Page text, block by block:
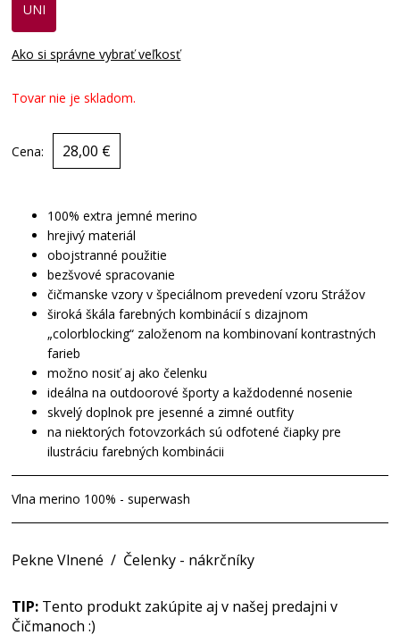
UNI
Ako si správne vybrať veľkosť
Tovar nie je skladom.
Cena: 28,00 €
100% extra jemné merino
hrejivý materiál
obojstranné použitie
bezšvové spracovanie
čičmanske vzory v špeciálnom prevedení vzoru Strážov
široká škála farebných kombinácií s dizajnom
„colorblocking“ založenom na kombinovaní kontrastných
farieb
možno nosiť aj ako čelenku
ideálna na outdoorové športy a každodenné nosenie
skvelý doplnok pre jesenné a zimné outfity
na niektorých fotovzorkách sú odfotené čiapky pre
ilustráciu farebných kombinácii
Vlna merino 100% - superwash
Pekne Vlnené / Čelenky - nákrčníky
TIP: Tento produkt zakúpite aj v našej predajni v
Čičmanoch :)